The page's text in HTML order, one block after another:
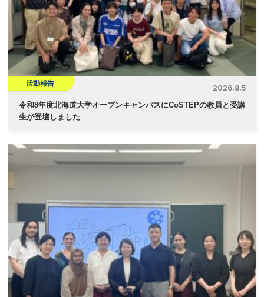
活動報告
2026.8.5
令和8年度北海道大学オープンキャンパスにCoSTEPの教員と受講
生が登壇しました